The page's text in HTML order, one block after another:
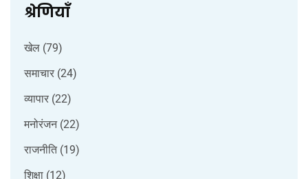
श्रेणियाँ
खेल (79)
समाचार (24)
व्यापार (22)
मनोरंजन (22)
राजनीति (19)
शिक्षा (12)